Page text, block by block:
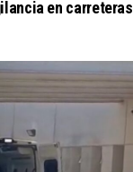
en carreteras